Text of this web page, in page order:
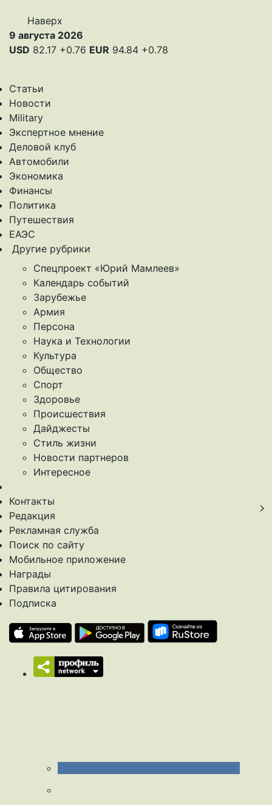
Наверх
9 августа 2026
USD 82.17 +0.76 EUR 94.84 +0.78
Статьи
Новости
Military
Экспертное мнение
Деловой клуб
Автомобили
Экономика
Финансы
Политика
Путешествия
ЕАЭС
Другие рубрики
Спецпроект «Юрий Мамлеев»
Календарь событий
Зарубежье
Армия
Персона
Наука и Технологии
Культура
Общество
Спорт
Здоровье
Происшествия
Дайджесты
Стиль жизни
Новости партнеров
Интересное
Контакты
Редакция
Рекламная служба
Поиск по сайту
Мобильное приложение
Награды
Правила цитирования
Подписка